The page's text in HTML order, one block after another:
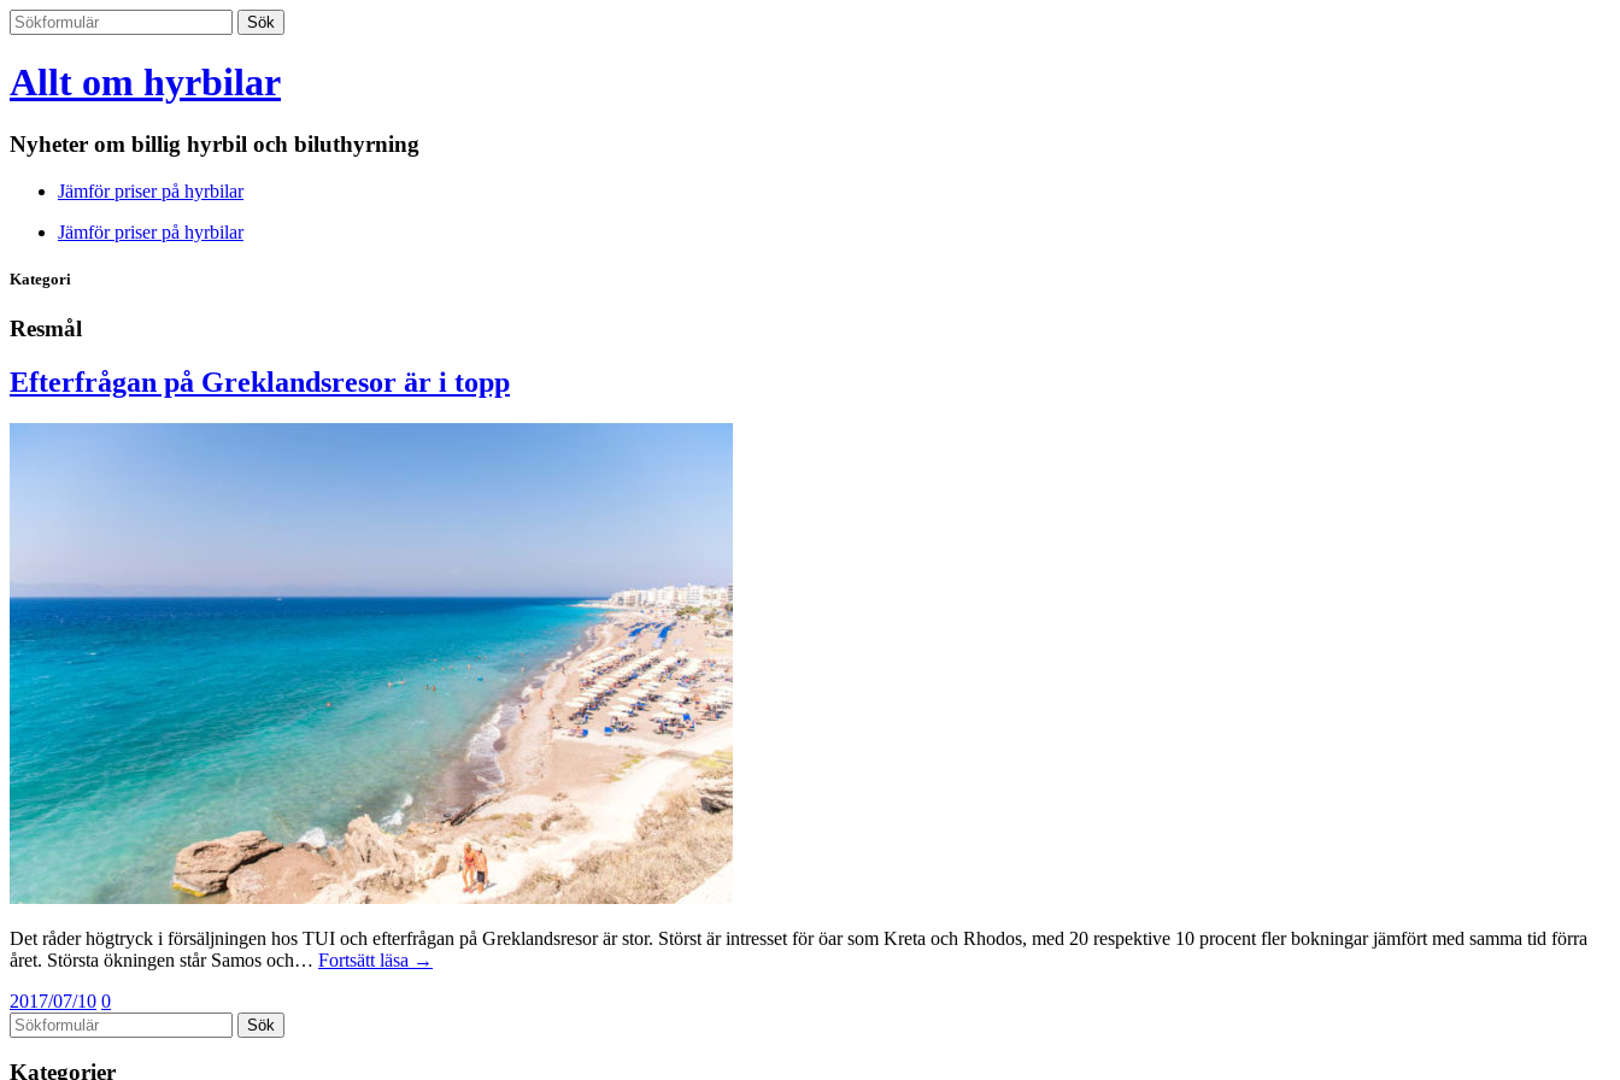
Allt om hyrbilar
Nyheter om billig hyrbil och biluthyrning
Jämför priser på hyrbilar
Jämför priser på hyrbilar
Kategori
Resmål
Efterfrågan på Greklandsresor är i topp
Det råder högtryck i försäljningen hos TUI och efterfrågan på Greklandsresor är stor. Störst är intresset för öar som Kreta och Rhodos, med 20 respektive 10 procent fler bokningar jämfört med samma tid förra
året. Största ökningen står Samos och… Fortsätt läsa →
2017/07/10 0
Kategorier